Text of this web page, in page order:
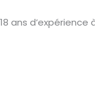
18 ans d’expérience